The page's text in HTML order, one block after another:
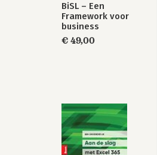
BiSL – Een
Framework voor
business
€ 49,00